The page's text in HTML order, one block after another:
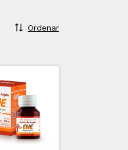
Ordenar